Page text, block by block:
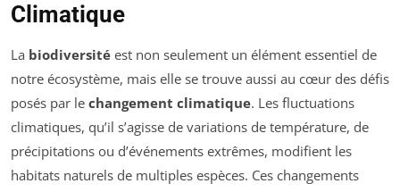
Climatique
La biodiversité est non seulement un élément essentiel de
notre écosystème, mais elle se trouve aussi au cœur des défis
posés par le changement climatique. Les fluctuations
climatiques, qu’il s’agisse de variations de température, de
précipitations ou d’événements extrêmes, modifient les
habitats naturels de multiples espèces. Ces changements